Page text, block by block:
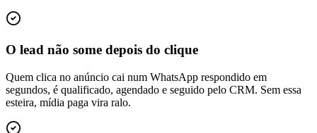
O lead não some depois do clique
Quem clica no anúncio cai num WhatsApp respondido em
segundos, é qualificado, agendado e seguido pelo CRM. Sem essa
esteira, mídia paga vira ralo.